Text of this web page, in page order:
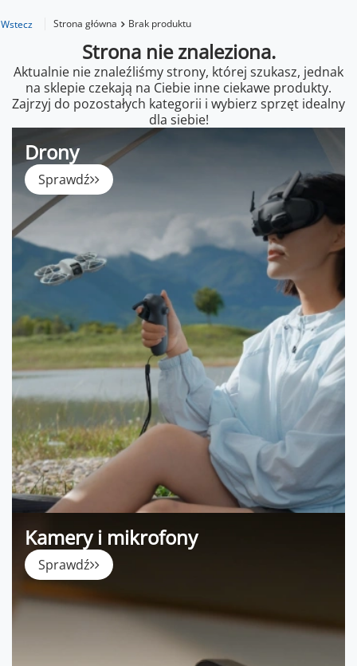
Wstecz Strona główna Brak produktu
Strona nie znaleziona.
Aktualnie nie znaleźliśmy strony, której szukasz, jednak
na sklepie czekają na Ciebie inne ciekawe produkty.
Zajrzyj do pozostałych kategorii i wybierz sprzęt idealny
dla siebie!
Drony
Sprawdź
Kamery i mikrofony
Sprawdź